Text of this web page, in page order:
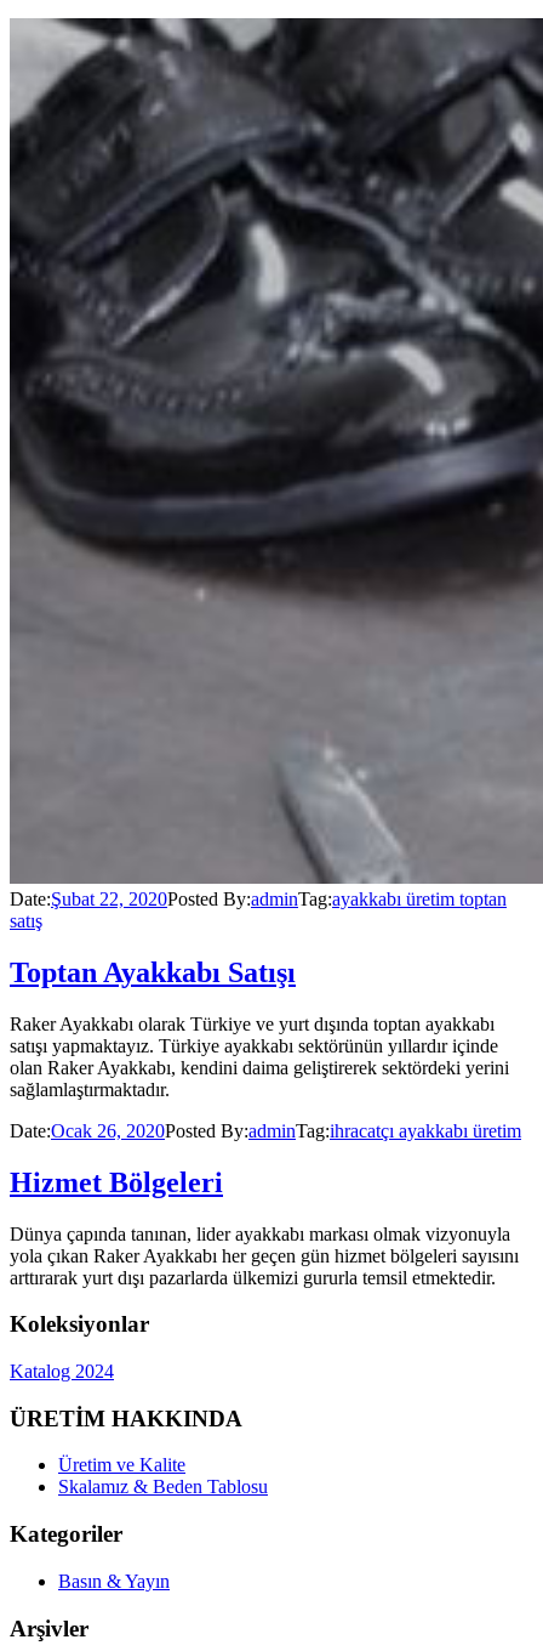
Date:Şubat 22, 2020Posted By:adminTag:ayakkabı üretim toptan
satış
Toptan Ayakkabı Satışı
Raker Ayakkabı olarak Türkiye ve yurt dışında toptan ayakkabı
satışı yapmaktayız. Türkiye ayakkabı sektörünün yıllardır içinde
olan Raker Ayakkabı, kendini daima geliştirerek sektördeki yerini
sağlamlaştırmaktadır.
Date:Ocak 26, 2020Posted By:adminTag:ihracatçı ayakkabı üretim
Hizmet Bölgeleri
Dünya çapında tanınan, lider ayakkabı markası olmak vizyonuyla
yola çıkan Raker Ayakkabı her geçen gün hizmet bölgeleri sayısını
arttırarak yurt dışı pazarlarda ülkemizi gururla temsil etmektedir.
Koleksiyonlar
Katalog 2024
ÜRETİM HAKKINDA
Üretim ve Kalite
Skalamız & Beden Tablosu
Kategoriler
Basın & Yayın
Arşivler